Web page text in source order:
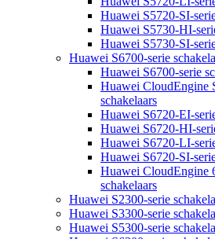
Huawei S5720-SI-
Huawei S5730-HI-
Huawei S5730-SI-
Huawei S6700-serie
Huawei S6700-serie
Huawei CloudEngine
schakelaars
Huawei S6720-EI-
Huawei S6720-HI-
Huawei S6720-LI-
Huawei S6720-SI-
Huawei CloudEngine
schakelaars
Huawei S2300-serie
Huawei S3300-serie
Huawei S5300-serie